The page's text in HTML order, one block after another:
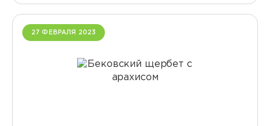
27 ФЕВРАЛЯ 2023